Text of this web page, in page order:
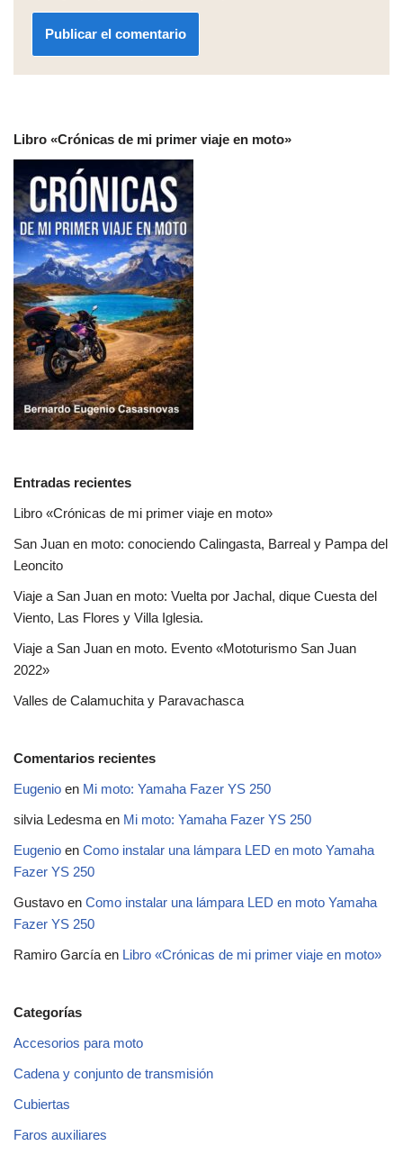
Libro «Crónicas de mi primer viaje en moto»
Entradas recientes
Libro «Crónicas de mi primer viaje en moto»
San Juan en moto: conociendo Calingasta, Barreal y Pampa del
Leoncito
Viaje a San Juan en moto: Vuelta por Jachal, dique Cuesta del
Viento, Las Flores y Villa Iglesia.
Viaje a San Juan en moto. Evento «Mototurismo San Juan
2022»
Valles de Calamuchita y Paravachasca
Comentarios recientes
Eugenio en Mi moto: Yamaha Fazer YS 250
silvia Ledesma en Mi moto: Yamaha Fazer YS 250
Eugenio en Como instalar una lámpara LED en moto Yamaha
Fazer YS 250
Gustavo en Como instalar una lámpara LED en moto Yamaha
Fazer YS 250
Ramiro García en Libro «Crónicas de mi primer viaje en moto»
Categorías
Accesorios para moto
Cadena y conjunto de transmisión
Cubiertas
Faros auxiliares